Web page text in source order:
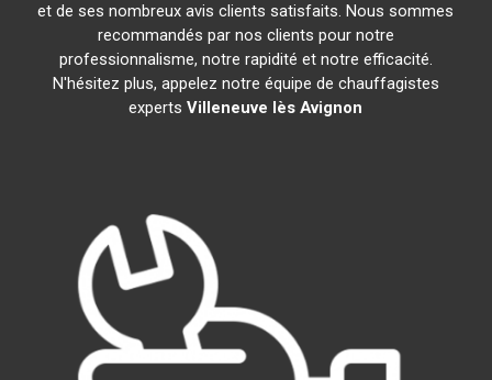
et de ses nombreux avis clients satisfaits. Nous sommes
recommandés par nos clients pour notre
professionnalisme, notre rapidité et notre efficacité.
N'hésitez plus, appelez notre équipe de chauffagistes
expertsVilleneuve lès Avignon